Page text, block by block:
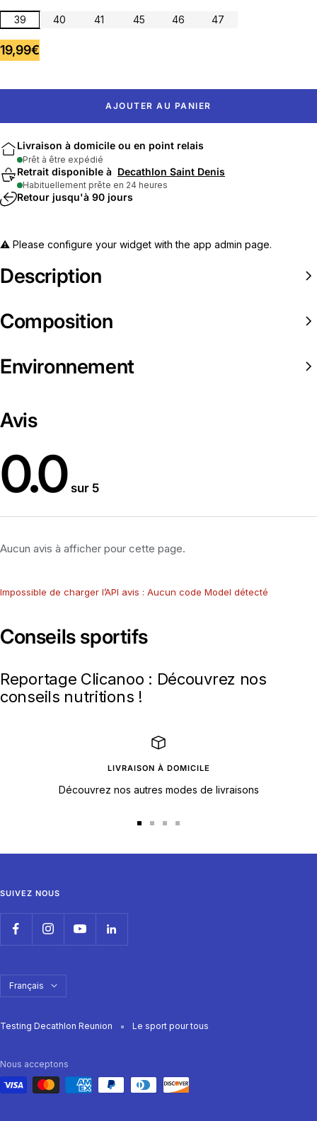
39 40 41 45 46 47
Prix
vente
19,99€
AJOUTER AU PANIER
Livraison à domicile ou en point relais
Prêt à être expédié
Retrait disponible à Decathlon Saint Denis
Habituellement prête en 24 heures
Retour jusqu'à 90 jours
⚠️ Please configure your widget with the app admin page.
Description
Composition
Environnement
Avis
0.0 sur 5
Aucun avis à afficher pour cette page.
Impossible de charger l’API avis : Aucun code Model détecté
Conseils sportifs
Reportage Clicanoo : Découvrez nos
conseils nutritions !
LIVRAISON À DOMICILE
Découvrez nos autres modes de livraisons
SUIVEZ NOUS
Langue
Français
Testing Decathlon Reunion Le sport pour tous
Nous acceptons